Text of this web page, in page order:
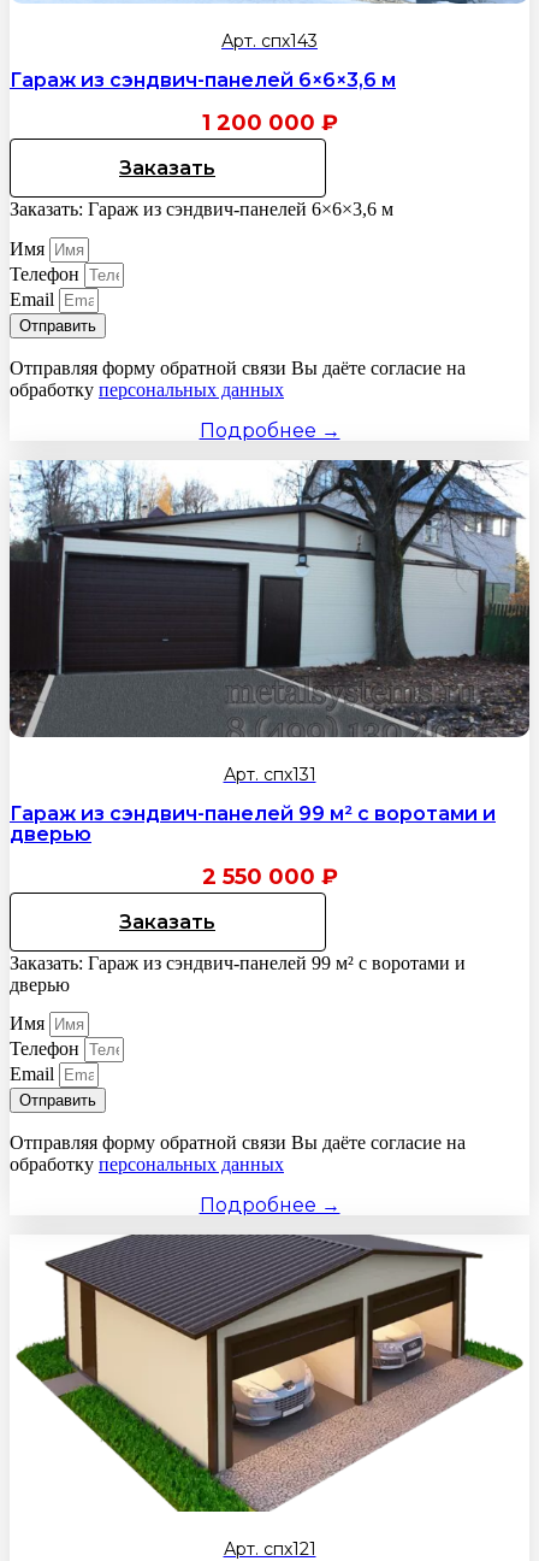
Арт. спх143
Гараж из сэндвич-панелей 6×6×3,6 м
1 200 000 ₽
Заказать
Заказать: Гараж из сэндвич-панелей 6×6×3,6 м
Имя
Телефон
Email
Отправить
Отправляя форму обратной связи Вы даёте согласие на
обработку персональных данных
Подробнее →
Арт. спх131
Гараж из сэндвич-панелей 99 м² с воротами и
дверью
2 550 000 ₽
Заказать
Заказать: Гараж из сэндвич-панелей 99 м² с воротами и
дверью
Имя
Телефон
Email
Отправить
Отправляя форму обратной связи Вы даёте согласие на
обработку персональных данных
Подробнее →
Арт. спх121